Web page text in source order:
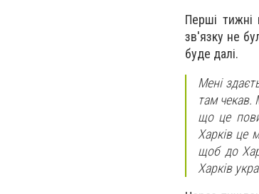
Перші тижні
зв'язку не
буде далі.
Мені
там чекав.
що це
Харків це
щоб до
Харків